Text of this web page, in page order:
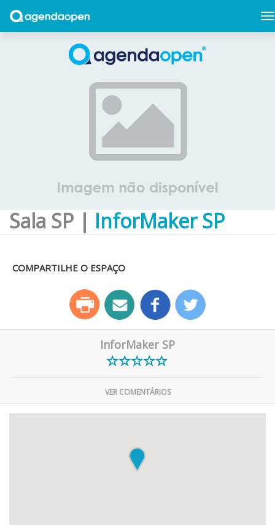
Sala SP | InforMaker SP
COMPARTILHE O ESPAÇO
InforMaker SP
VER COMENTÁRIOS